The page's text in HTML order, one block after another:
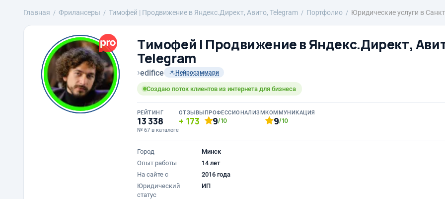
Главная Фрилансеры Тимофей | Продвижение в Яндекс.Директ, Авито, Telegram Портфолио Юридические услуги в
Тимофей | Продвижение в Яндекс.Директ,
Telegram
›edifice Нейросаммари
Создаю поток клиентов из интернета для бизнеса
РЕЙТИНГ
13 338
№ 67 в каталоге
ОТЗЫВЫ
173
ПРОФЕССИОНАЛИЗМ
9/10
КОММУНИКАЦИЯ
9/10
Город
Минск
Опыт работы
14 лет
На сайте с
2016 года
Юридический
статус
ИП